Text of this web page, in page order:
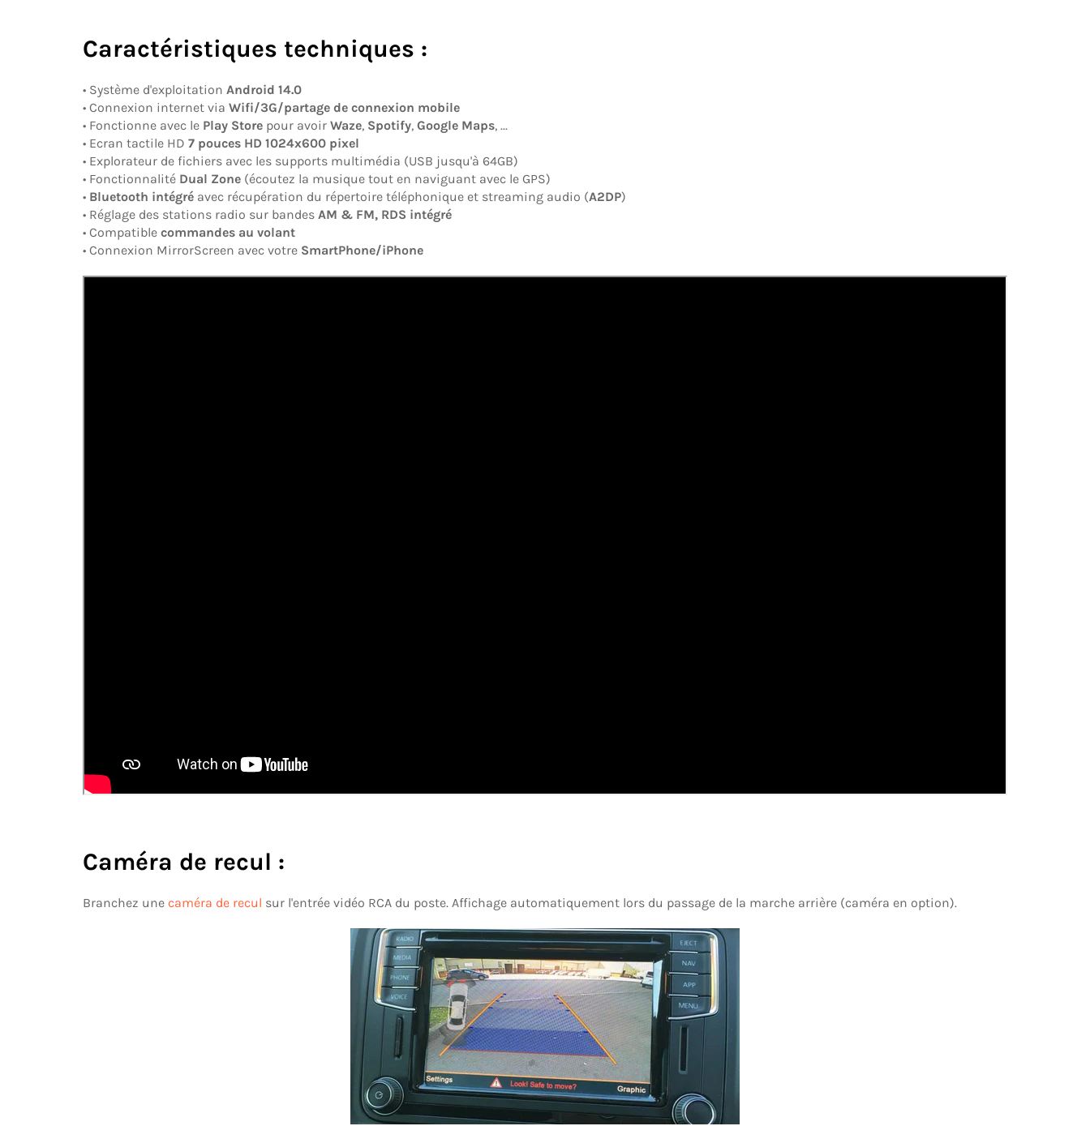
Caractéristiques techniques :
• Système d'exploitation Android 14.0
• Connexion internet via Wifi/3G/partage de connexion mobile
• Fonctionne avec le Play Store pour avoir Waze, Spotify, Google Maps, ...
• Ecran tactile HD 7 pouces HD 1024x600 pixel
• Explorateur de fichiers avec les supports multimédia (USB jusqu'à 64GB)
• Fonctionnalité Dual Zone (écoutez la musique tout en naviguant avec le GPS)
• Bluetooth intégré avec récupération du répertoire téléphonique et streaming audio (A2DP)
• Réglage des stations radio sur bandes AM & FM, RDS intégré
• Compatible commandes au volant
• Connexion MirrorScreen avec votre SmartPhone/iPhone
Caméra de recul :
Branchez une caméra de recul sur l'entrée vidéo RCA du poste. Affichage automatiquement lors du passage de la marche arrière (caméra en option).